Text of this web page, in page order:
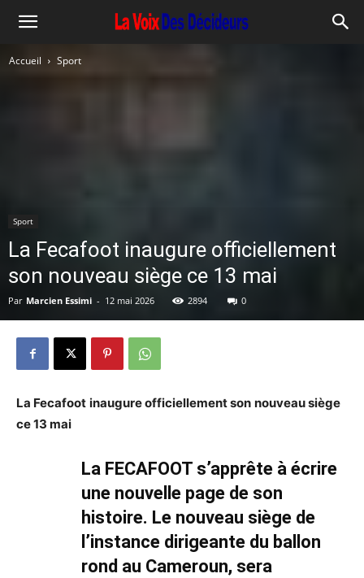
Accueil Sport
Sport
La Fecafoot inaugure officiellement
son nouveau siège ce 13 mai
Par Marcien Essimi - 12 mai 2026 2894 0
La Fecafoot inaugure officiellement son nouveau siège
ce 13 mai
La FECAFOOT s’apprête à écrire
une nouvelle page de son
histoire. Le nouveau siège de
l’instance dirigeante du ballon
rond au Cameroun, sera